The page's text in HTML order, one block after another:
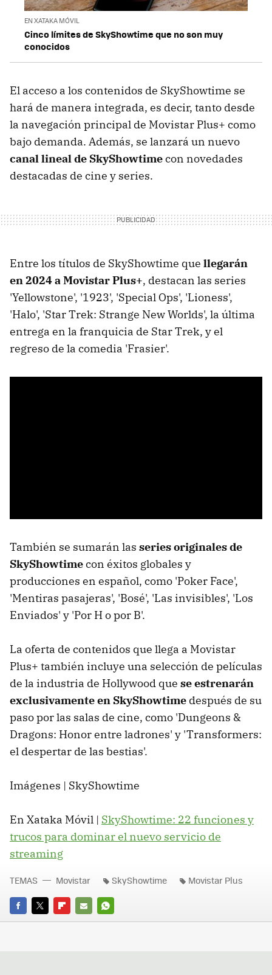
EN XATAKA MÓVIL
Cinco límites de SkyShowtime que no son muy
conocidos
El acceso a los contenidos de SkyShowtime se
hará de manera integrada, es decir, tanto desde
la navegación principal de Movistar Plus+ como
bajo demanda. Además, se lanzará un nuevo
canal lineal de SkyShowtimecon novedades
destacadas de cine y series.
Entre los títulos de SkyShowtime que llegarán
en 2024 a Movistar Plus+, destacan las series
'Yellowstone', '1923', 'Special Ops', 'Lioness',
'Halo', 'Star Trek: Strange New Worlds', la última
entrega en la franquicia de Star Trek, y el
regreso de la comedia 'Frasier'.
También se sumarán las series originales de
SkyShowtimecon éxitos globales y
producciones en español, como 'Poker Face',
'Mentiras pasajeras', 'Bosé', 'Las invisibles', 'Los
Enviados' y 'Por H o por B'.
La oferta de contenidos que llega a Movistar
Plus+ también incluye una selección de películas
de la industria de Hollywood que se estrenarán
exclusivamente en SkyShowtime después de su
paso por las salas de cine, como 'Dungeons &
Dragons: Honor entre ladrones' y 'Transformers:
el despertar de las bestias'.
Imágenes | SkyShowtime
En Xataka Móvil | SkyShowtime: 22 funciones y
trucos para dominar el nuevo servicio de
streaming
FACEBOOK
TWITTERFLIPBOARD
E-
WHATSAPP
TEMAS Movistar SkyShowtime Movistar Plus